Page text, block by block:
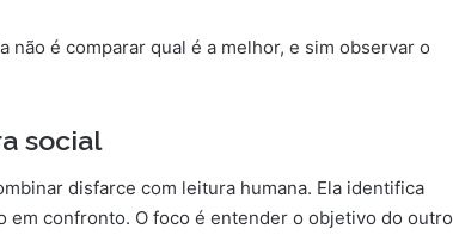
é comparar qual é a melhor, e sim observar o
social
disfarce com leitura humana. Ela identifica
confronto. O foco é entender o objetivo do outro